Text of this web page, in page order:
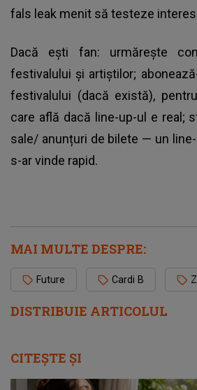
DISTRIBUIE ARTICOLUL
fals leak menit să testeze
Dacă ești fan: urmărește
festivalului și artiștilor;
festivalului (dacă există),
care află dacă line-up-ul e real;
sale/ anunțuri de bilete — un
s-ar vinde rapid.
MAI MULTE DESPRE:
Future Cardi B
CITEȘTE ȘI